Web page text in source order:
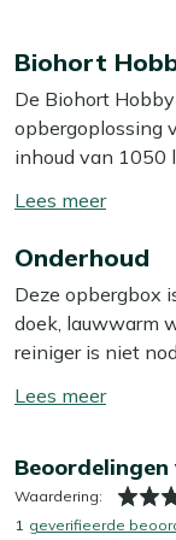
Biohort
De Biohort
opbergoplossing
inhoud van 1050
of andere
donkergrijs
uitstraling die
tuinontwerpen.
Eigenschappen
waardoor je
ongeacht het
opbergen van
Toon/
meer
Onderhoud
Deze opbergbox
doek, lauwwarm
reiniger is niet
kan
met een doek is
topconditie te
Toon/
Waardering:
1 geverifieerde